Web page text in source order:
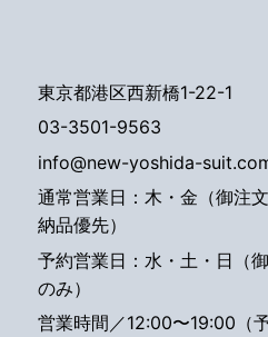
東京都港区西新橋1-22-1
03-3501-9563
info@new-yoshida-
通常営業日：木・金（御注
納品優先）
予約営業日：水・土・日（
のみ）
営業時間／12:00〜19:00（予